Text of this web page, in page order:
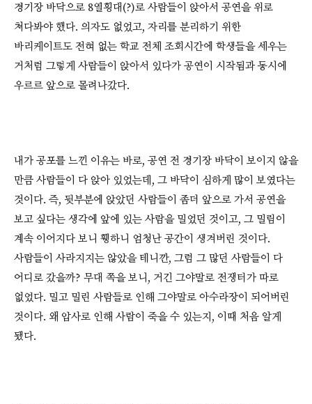
경기장 바닥으로 8열횡대(?)로 사람들이 앉아서 공연을 위로
쳐다봐야 했다. 의자도 없었고, 자리를 분리하기 위한
바리케이트도 전혀 없는 학교 전체 조회시간에 학생들을 세우는
거처럼 그렇게 사람들이 앉아서 있다가 공연이 시작됨과 동시에
우르르 앞으로 몰려나갔다.
내가 공포를 느낀 이유는 바로, 공연 전 경기장 바닥이 보이지 않을
만큼 사람들이 다 앉아 있었는데, 그 바닥이 심하게 많이 보였다는
것이다. 즉, 뒷부분에 앉았던 사람들이 좀더 앞으로 가서 공연을
보고 싶다는 생각에 앞에 있는 사람을 밀었던 것이고, 그 밀림이
계속 이어지다 보니 휑하니 엄청난 공간이 생겨버린 것이다.
사람들이 사라지지는 않았을 테니깐, 그럼 그 많던 사람들이 다
어디로 갔을까? 무대 쪽을 보니, 거긴 그야말로 전쟁터가 따로
없었다. 밀고 밀린 사람들로 인해 그야말로 아수라장이 되어버린
것이다. 왜 압사로 인해 사람이 죽을 수 있는지, 이때 처음 알게
됐다.